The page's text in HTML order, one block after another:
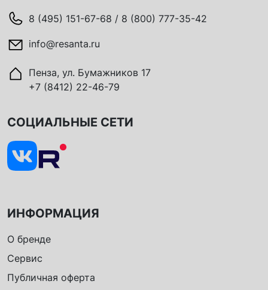
8 (495) 151-67-68 / 8 (800) 777-35-42
info@resanta.ru
Пенза, ул. Бумажников 17
+7 (8412) 22-46-79
ИНФОРМАЦИЯ
О бренде
Сервис
Публичная оферта
СОЦИАЛЬНЫЕ СЕТИ